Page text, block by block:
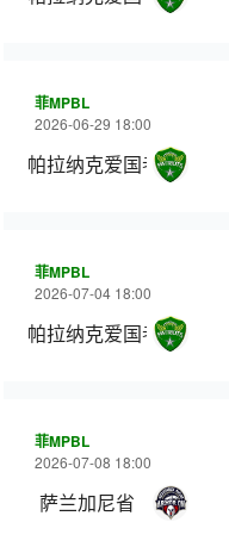
菲MPBL
2026-06-29 18:00
帕拉纳克爱国者
菲MPBL
2026-07-04 18:00
帕拉纳克爱国者
菲MPBL
2026-07-08 18:00
萨兰加尼省